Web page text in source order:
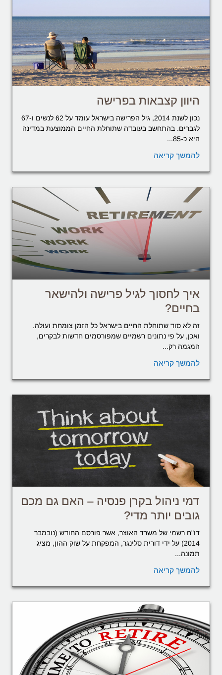
היוון קצבאות בפרישה
נכון לשנת 2014, גיל הפרישה בישראל עומד על 62 לנשים ו-67
לגברים. בהתחשב בעובדה שתוחלת החיים הממוצעת במדינה
היא כ-85...
להמשך קריאה
איך לחסוך לגיל פרישה ולהישאר
בחיים?
זה לא סוד שתוחלת החיים בישראל כל הזמן צומחת ועולה.
ואכן, על פי נתונים רשמיים שמפורסמים חדשות לבקרים,
המגמה רק...
להמשך קריאה
דמי ניהול בקרן פנסיה – האם גם מכם
גובים יותר מדי?
דו"ח רשמי של משרד האוצר, אשר פורסם החודש (נובמבר
2014) על ידי דורית סלינגר, המפקחת על שוק ההון, מציג
תמונה...
להמשך קריאה